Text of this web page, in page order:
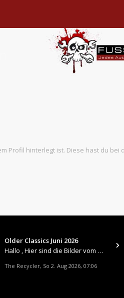
Profil hinterlegt ist. Diese hast du
Older Classics Juni 2026
​Hallo , Hier sind die Bilder vom Older Classics im Juni 2026 : https://up.picr.de/51155940wd.jpg https://up.pic
The Recycler, So 2. Aug 2026, 07:06